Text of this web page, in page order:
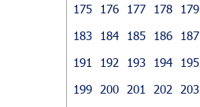
175
176 177 178 179
183
184 185 186 187
191
192 193 194 195
199
200 201 202 203